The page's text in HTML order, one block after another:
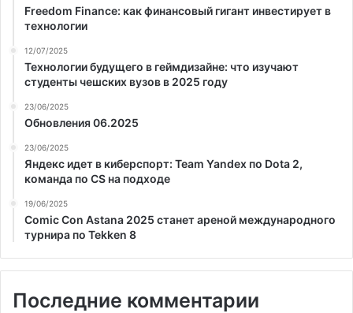
Freedom Finance: как финансовый гигант инвестирует в
технологии
12/07/2025
Технологии будущего в геймдизайне: что изучают
студенты чешских вузов в 2025 году
23/06/2025
Обновления 06.2025
23/06/2025
Яндекс идет в киберспорт: Team Yandex по Dota 2,
команда по CS на подходе
19/06/2025
Comic Con Astana 2025 станет ареной международного
турнира по Tekken 8
Последние комментарии